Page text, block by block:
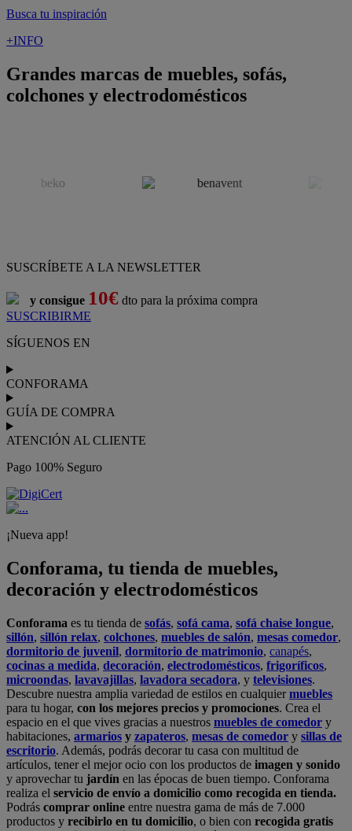
Busca tu inspiración
+INFO
Grandes marcas de muebles, sofás,
colchones y electrodomésticos
SUSCRÍBETE A LA NEWSLETTER
y consigue 10€ dto para la próxima compra
SUSCRIBIRME
SÍGUENOS EN
CONFORAMA
GUÍA DE COMPRA
ATENCIÓN AL CLIENTE
Pago 100% Seguro
¡Nueva app!
Conforama, tu tienda de muebles,
decoración y electrodomésticos
Conforama es tu tienda de sofás, sofá cama, sofá chaise longue,
sillón, sillón relax, colchones, muebles de salón, mesas comedor,
dormitorio de juvenil, dormitorio de matrimonio, canapés,
cocinas a medida, decoración, electrodomésticos, frigoríficos,
microondas, lavavajillas, lavadora secadora, y televisiones.
Descubre nuestra amplia variedad de estilos en cualquiermuebles
para tu hogar, con los mejores precios y promociones. Crea el
espacio en el que vives gracias a nuestros muebles de comedor y
habitaciones, armarios y zapateros, mesas de comedor y sillas de
escritorio. Además, podrás decorar tu casa con multitud de
artículos, tener el mejor ocio con los productos de imagen y sonido
y aprovechar tu jardín en las épocas de buen tiempo. Conforama
realiza el servicio de envío a domicilio como recogida en tienda.
Podrás comprar online entre nuestra gama de más de 7.000
productos y recibirlo en tu domicilio, o bien con recogida gratis